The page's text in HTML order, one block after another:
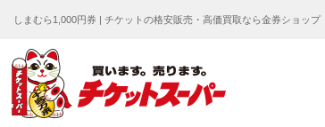
しまむら1,000円券 | チケットの格安販売・高価買取なら金券ショッ